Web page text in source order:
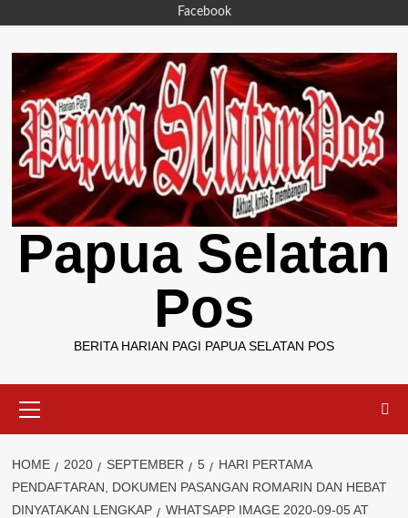
content
Facebook
Papua Selatan
Pos
BERITA HARIAN PAGI PAPUA SELATAN POS
Menu
HOME 2020 SEPTEMBER 5
HARI PERTAMA
PENDAFTARAN, DOKUMEN PASANGAN ROMARIN DAN HEBAT
DINYATAKAN LENGKAP
WHATSAPP IMAGE 2020-09-05 AT